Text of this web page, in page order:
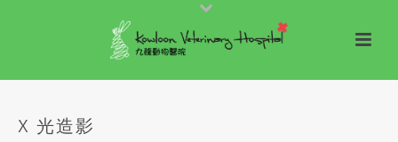
X 光造影